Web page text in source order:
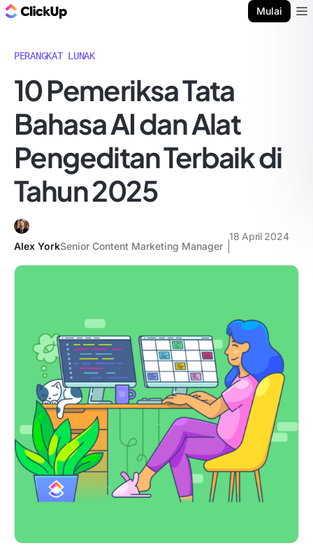
Mulai
PERANGKAT LUNAK
10 Pemeriksa Tata
Bahasa AI dan Alat
Pengeditan Terbaik di
Tahun 2025
Alex YorkSenior Content Marketing Manager
18 April 2024